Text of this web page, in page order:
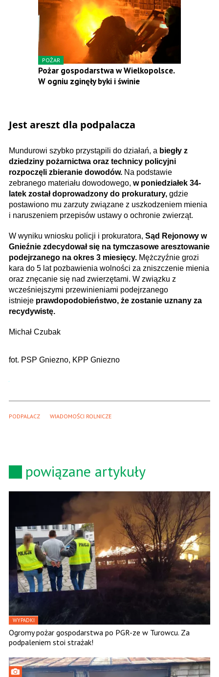
POŻAR
Pożar gospodarstwa w Wielkopolsce.
W ogniu zginęły byki i świnie
Jest areszt dla podpalacza
Mundurowi szybko przystąpili do działań, a biegły z
dziedziny pożarnictwa oraz technicy policyjni
rozpoczęli zbieranie dowodów. Na podstawie
zebranego materiału dowodowego, w poniedziałek 34-
latek został doprowadzony do prokuratury, gdzie
postawiono mu zarzuty związane z uszkodzeniem mienia
i naruszeniem przepisów ustawy o ochronie zwierząt.
W wyniku wniosku policji i prokuratora, Sąd Rejonowy w
Gnieźnie zdecydował się na tymczasowe aresztowanie
podejrzanego na okres 3 miesięcy. Mężczyźnie grozi
kara do 5 lat pozbawienia wolności za zniszczenie mienia
oraz znęcanie się nad zwierzętami. W związku z
wcześniejszymi przewinieniami podejrzanego
istnieje prawdopodobieństwo, że zostanie uznany za
recydywistę.
Michał Czubak
fot. PSP Gniezno, KPP Gniezno
PODPALACZ WIADOMOŚCI ROLNICZE
powiązane artykuły
WYPADKI
Ogromy pożar gospodarstwa po PGR-ze w Turowcu. Za
podpaleniem stoi strażak!